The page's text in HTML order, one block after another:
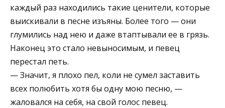
каждый раз находились такие ценители, которые
выискивали в песне изъяны. Более того — они
глумились над нею и даже втаптывали ее в грязь.
Наконец это стало невыносимым, и певец
перестал петь.
— Значит, я плохо пел, коли не сумел заставить
всех полюбить хотя бы одну мою песню, —
жаловался на себя, на свой голос певец.